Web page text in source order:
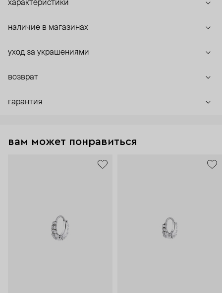
характеристики
наличие в магазинах
уход за украшениями
возврат
гарантия
вам может понравиться